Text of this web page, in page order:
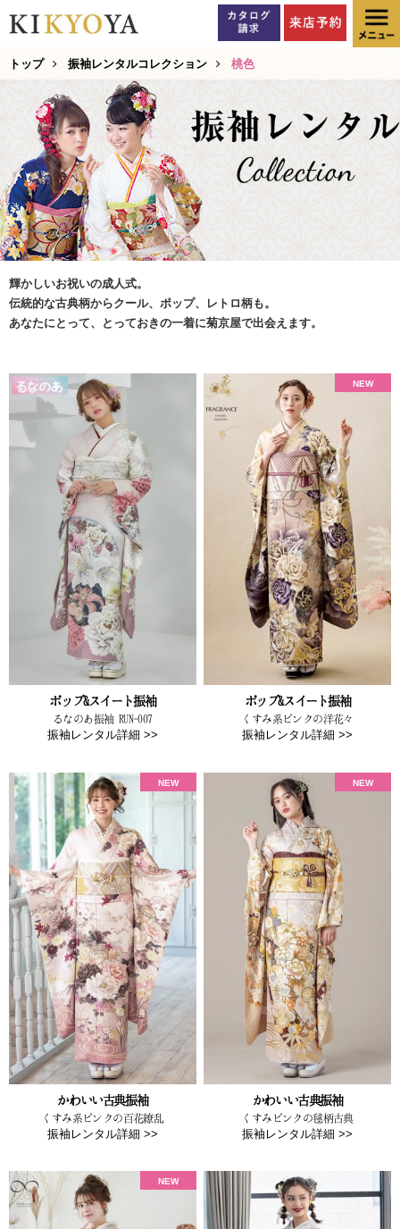
トップ 振袖レンタルコレクション 桃色
輝かしいお祝いの成人式。
伝統的な古典柄からクール、ポップ、レトロ柄も。
あなたにとって、とっておきの一着に菊京屋で出会えます。
ポップ&スイート振袖
るなのあ振袖 RUN-007
振袖レンタル詳細 >>
ポップ&スイート振袖
くすみ系ピンクの洋花々
振袖レンタル詳細 >>
かわいい古典振袖
くすみ系ピンクの百花繚乱
振袖レンタル詳細 >>
かわいい古典振袖
くすみピンクの毬柄古典
振袖レンタル詳細 >>